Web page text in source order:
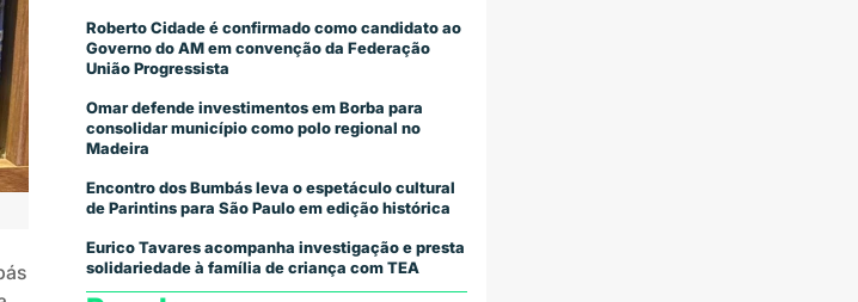
Roberto Cidade é confirmado como candidato ao
Governo do AM em convenção da Federação
União Progressista
Omar defende investimentos em Borba para
consolidar município como polo regional no
Madeira
Encontro dos Bumbás leva o espetáculo cultural
de Parintins para São Paulo em edição histórica
Eurico Tavares acompanha investigação e presta
solidariedade à família de criança com TEA